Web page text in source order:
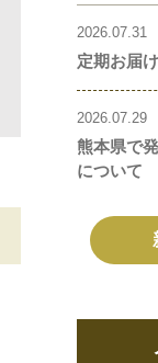
2026.07.31
定期お届
2026.07.29
熊本県で
について